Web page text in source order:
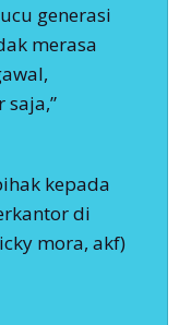
generasi
merasa
saja,”
kepada
di
mora, akf)